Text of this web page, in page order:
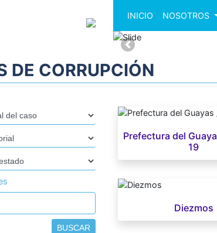
INICIO NOSOTROS
Anterior
DE CORRUPCIÓN
BUSCAR
Prefectura del
19
Diezmos